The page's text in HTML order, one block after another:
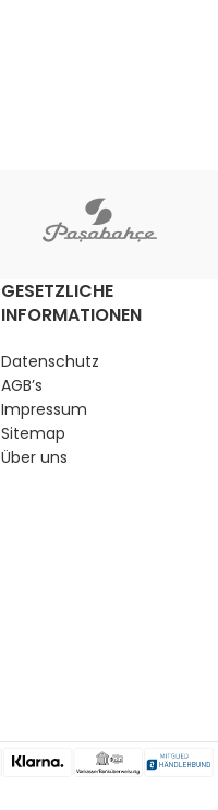
GESETZLICHE
INFORMATIONEN
Datenschutz
AGB’s
Impressum
Sitemap
Über uns